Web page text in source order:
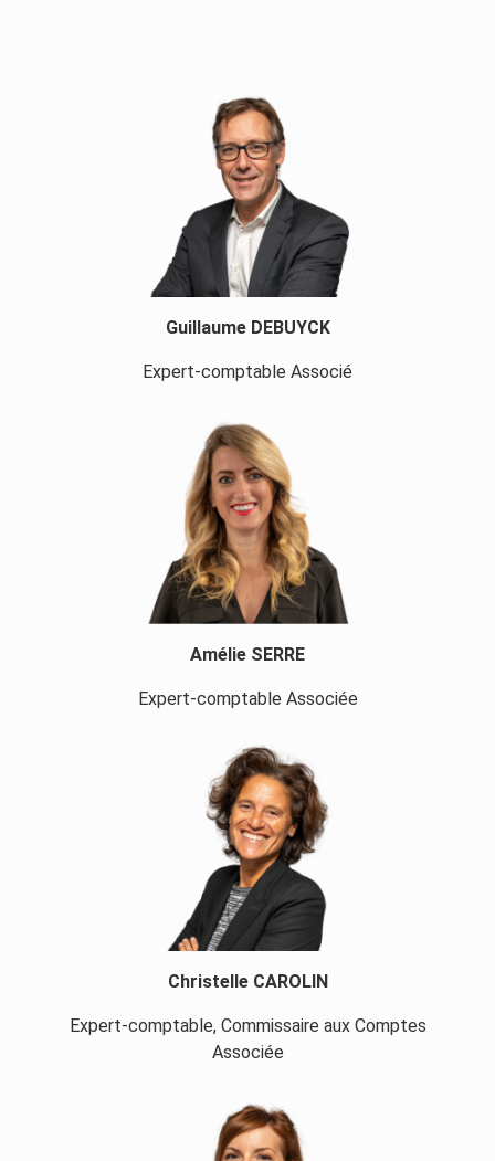
Guillaume DEBUYCK
Expert-comptable Associé
Amélie SERRE
Expert-comptable Associée
Christelle CAROLIN
Expert-comptable, Commissaire aux Comptes
Associée